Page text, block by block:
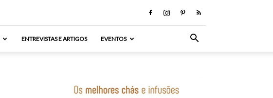
ENTREVISTAS E ARTIGOS EVENTOS